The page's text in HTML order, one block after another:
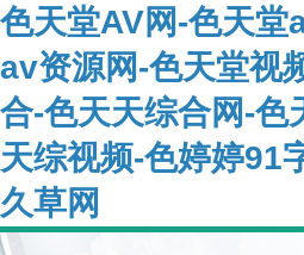
色天堂AV网-色天堂
av资源网-色天堂视
合-色天天综合网-色
天综视频-色婷婷91
久草网